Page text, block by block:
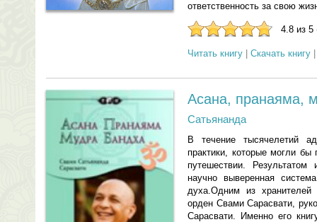
ответственность за свою
4.8 из 5
Читать книгу Скачать книгу
Асана, пранаяма,
Сатьянанда
В течение тысячелетий
практики, которые могли бы
путешествии. Результатом
научно выверенная
духа.Одним из хранителей
орден Свами Сарасвати,
Сарасвати. Именно его